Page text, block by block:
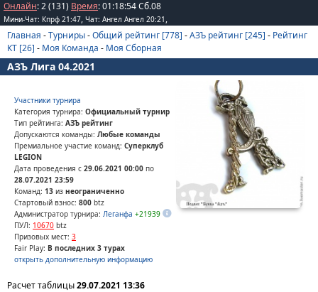
Онлайн: 2 (131) Время:01:18:54Сб.08
Мини-Чат: Кпрф 21:47, Чат: Ангел Ангел 20:21 ,
Главная -Турниры-Общий рейтинг [778] -АЗЪ рейтинг [245] - Рейтинг
КТ [26] - Моя Команда - Моя Сборная
АЗЪ Лига 04.2021
Участники турнира
Категория турнира: Официальный турнир
Тип рейтинга: АЗЪ рейтинг
Допускаются команды: Любые команды
Премиальное участие команд: Суперклуб
LEGION
Дата проведения с 29.06.2021 00:00 по
28.07.2021 23:59
Команд: 13 из неограниченно
Стартовый взнос: 800 btz
Администратор турнира: Леганфа +21939
ПУЛ: 10670 btz
Призовых мест: 3
Fair Play: В последних 3 турах
открыть дополнительную информацию
Расчет таблицы29.07.2021 13:36